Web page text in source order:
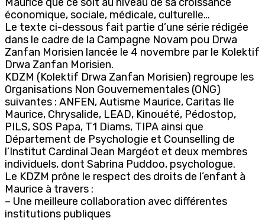
économique, sociale, médicale, culturelle…
Le texte ci-dessous fait partie d’une série rédigée
dans le cadre de la Campagne Novam pou Drwa
Zanfan Morisien lancée le 4 novembre par le Kolektif
Drwa Zanfan Morisien.
KDZM (Kolektif Drwa Zanfan Morisien) regroupe les
Organisations Non Gouvernementales (ONG)
suivantes : ANFEN, Autisme Maurice, Caritas Ile
Maurice, Chrysalide, LEAD, Kinouété, Pédostop,
PILS, SOS Papa, T1 Diams, TIPA ainsi que
Département de Psychologie et Counselling de
l’Institut Cardinal Jean Margéot et deux membres
individuels, dont Sabrina Puddoo, psychologue.
Le KDZM prône le respect des droits de l’enfant à
Maurice à travers :
– Une meilleure collaboration avec différentes
institutions publiques